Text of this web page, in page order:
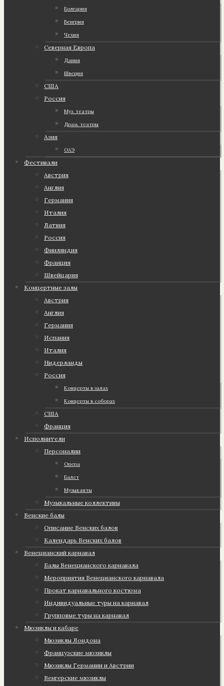
Болгария
Венгрия
Чехия
Северная Европа
Дания
Швеция
США
Россия
Муз. театры
Драм. театры
Азия
ОАЭ
Фестивали
Австрия
Англия
Германия
Италия
Латвия
Россия
Финляндия
Франция
Швейцария
Концертные залы
Австрия
Англия
Германия
Испания
Италия
Нидерланды
Россия
Концерты в залах
Концерты в соборах
США
Франция
Исполнители
Персоналии
Опера
Балет
Музыканты
Музыкальные коллективы
Венские балы
Описание Венских балов
Календарь Венских балов
Венецианский карнавал
Балы Венецианского карнавала
Мероприятия Венецианского карнавала
Прокат карнавального костюма
Индивидуальные туры на карнавал
Групповые туры на карнавал
Мюзиклы и кабаре
Мюзиклы Лондона
Французские мюзиклы
Мюзиклы Германии и Австрии
Венгерские мюзиклы